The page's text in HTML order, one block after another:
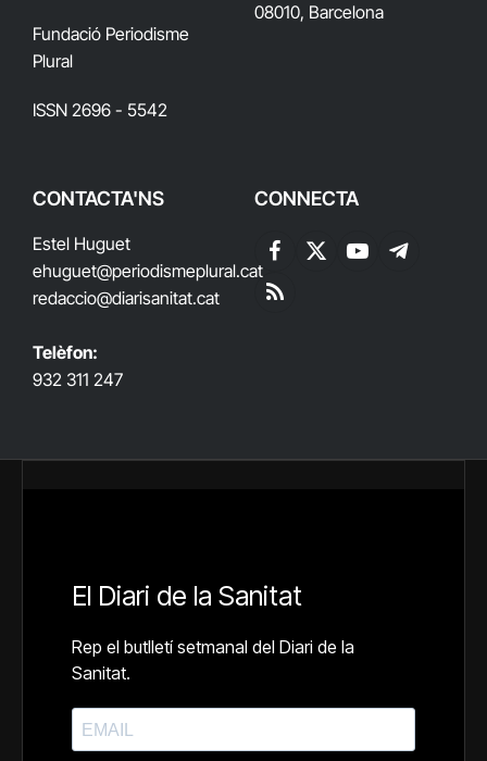
Fundació Periodisme
Plural
ISSN 2696 - 5542
08010, Barcelona
CONTACTA'NS
Estel Huguet
ehuguet@periodismeplural.cat
redaccio@diarisanitat.cat
Telèfon:
932 311 247
CONNECTA
Facebook
X
YouTubeTelegram
RSS